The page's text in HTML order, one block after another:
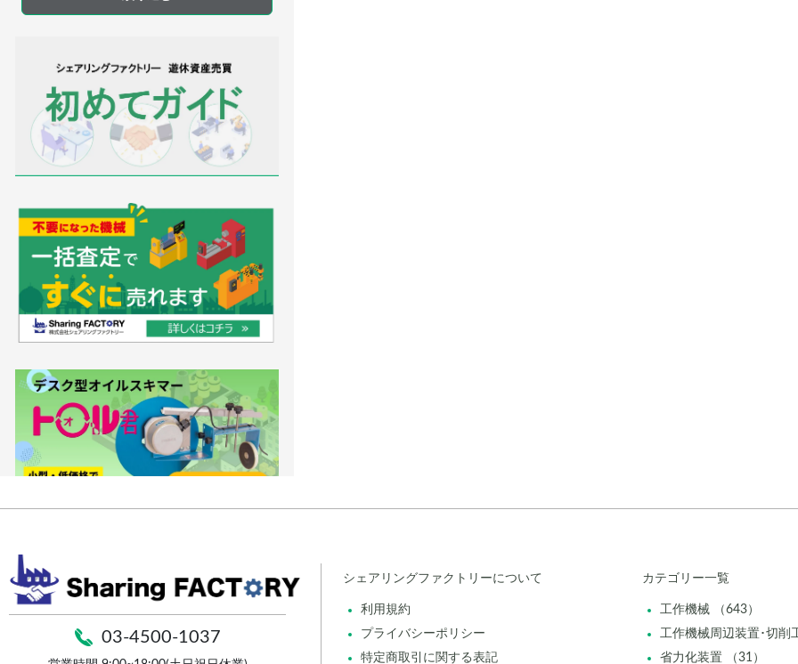
03-4500-1037
シェアリングファクトリーについて
利用規約
プライバシーポリシー
特定商取引に関する表記
カテゴリー一覧
工作機械 （643）
工作機械周辺装置･切削
省力化装置 （31）